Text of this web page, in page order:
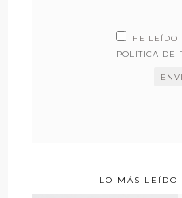
HE LEÍDO
POLÍTICA DE
LO MÁS LEÍDO